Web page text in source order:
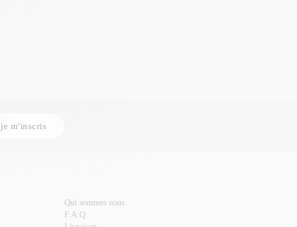
je m'inscris
Qui sommes nous
F.A.Q